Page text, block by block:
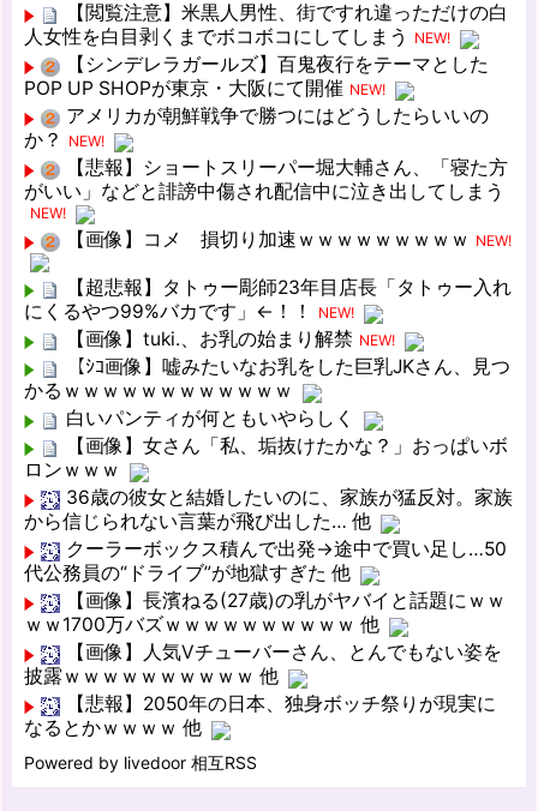
【閲覧注意】米黒人男性、街ですれ違っただけの白
人女性を白目剥くまでボコボコにしてしまう
NEW!
【シンデレラガールズ】百鬼夜行をテーマとした
POP UP SHOPが東京・大阪にて開催 NEW!
アメリカが朝鮮戦争で勝つにはどうしたらいいの
か？
NEW!
【悲報】ショートスリーパー堀大輔さん、「寝た方
がいい」などと誹謗中傷され配信中に泣き出してしまう
NEW!
【画像】コメ 損切り加速ｗｗｗｗｗｗｗｗｗ NEW!
【超悲報】タトゥー彫師23年目店長「タトゥー入れ
にくるやつ99%バカです」←！！
NEW!
【画像】tuki.、お乳の始まり解禁 NEW!
【ｼｺ画像】嘘みたいなお乳をした巨乳JKさん、見つ
かるｗｗｗｗｗｗｗｗｗｗｗｗ
白いパンティが何ともいやらしく
【画像】女さん「私、垢抜けたかな？」おっぱいボ
ロンｗｗｗ
36歳の彼女と結婚したいのに、家族が猛反対。家族
から信じられない言葉が飛び出した… 他
クーラーボックス積んで出発→途中で買い足し…50
代公務員の“ドライブ”が地獄すぎた 他
【画像】長濱ねる(27歳)の乳がヤバイと話題にｗｗ
ｗｗ1700万バズｗｗｗｗｗｗｗｗｗｗ 他
【画像】人気Vチューバーさん、とんでもない姿を
披露ｗｗｗｗｗｗｗｗｗｗ 他
【悲報】2050年の日本、独身ボッチ祭りが現実に
なるとかｗｗｗｗ 他
Powered by livedoor 相互RSS